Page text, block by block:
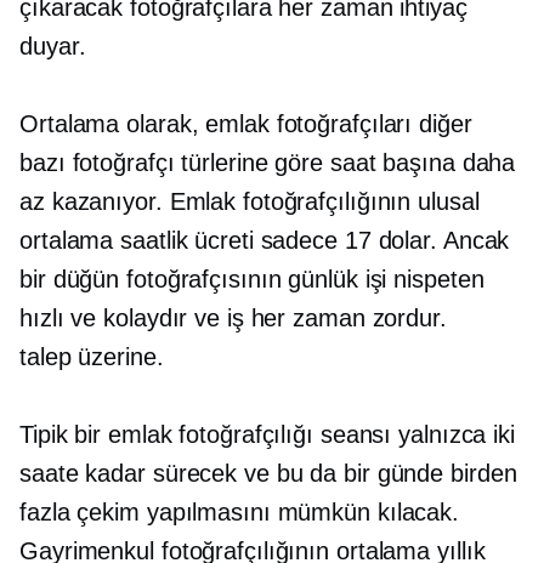
çıkaracak fotoğrafçılara her zaman ihtiyaç
duyar.
Ortalama olarak, emlak fotoğrafçıları diğer
bazı fotoğrafçı türlerine göre saat başına daha
az kazanıyor. Emlak fotoğrafçılığının ulusal
ortalama saatlik ücreti sadece 17 dolar. Ancak
bir düğün fotoğrafçısının günlük işi nispeten
hızlı ve kolaydır ve iş her zaman zordur.
talep üzerine.
Tipik bir emlak fotoğrafçılığı seansı yalnızca iki
saate kadar sürecek ve bu da bir günde birden
fazla çekim yapılmasını mümkün kılacak.
Gayrimenkul fotoğrafçılığının ortalama yıllık